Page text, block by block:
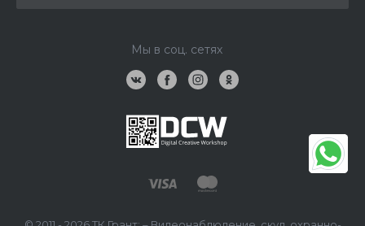
Мы в соц. сетях